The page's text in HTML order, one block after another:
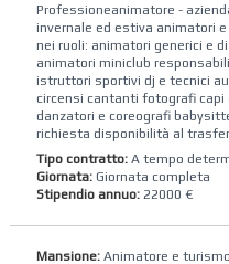
Professioneanimatore -
invernale ed estiva animatori
nei ruoli: animatori generici e
animatori miniclub
istruttori sportivi dj e tecnici
circensi cantanti fotografi capi
danzatori e coreografi
richiesta disponibilità al
Tipo contratto:A tempo
Giornata: Giornata completa
Stipendio annuo: 22000 €
Mansione:Animatore e turismo